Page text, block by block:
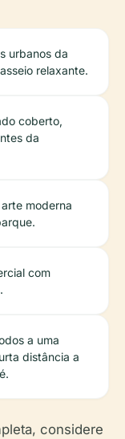
urbanos da
relaxante.
coberto,
da
moderna
com
a uma
distância a
considere